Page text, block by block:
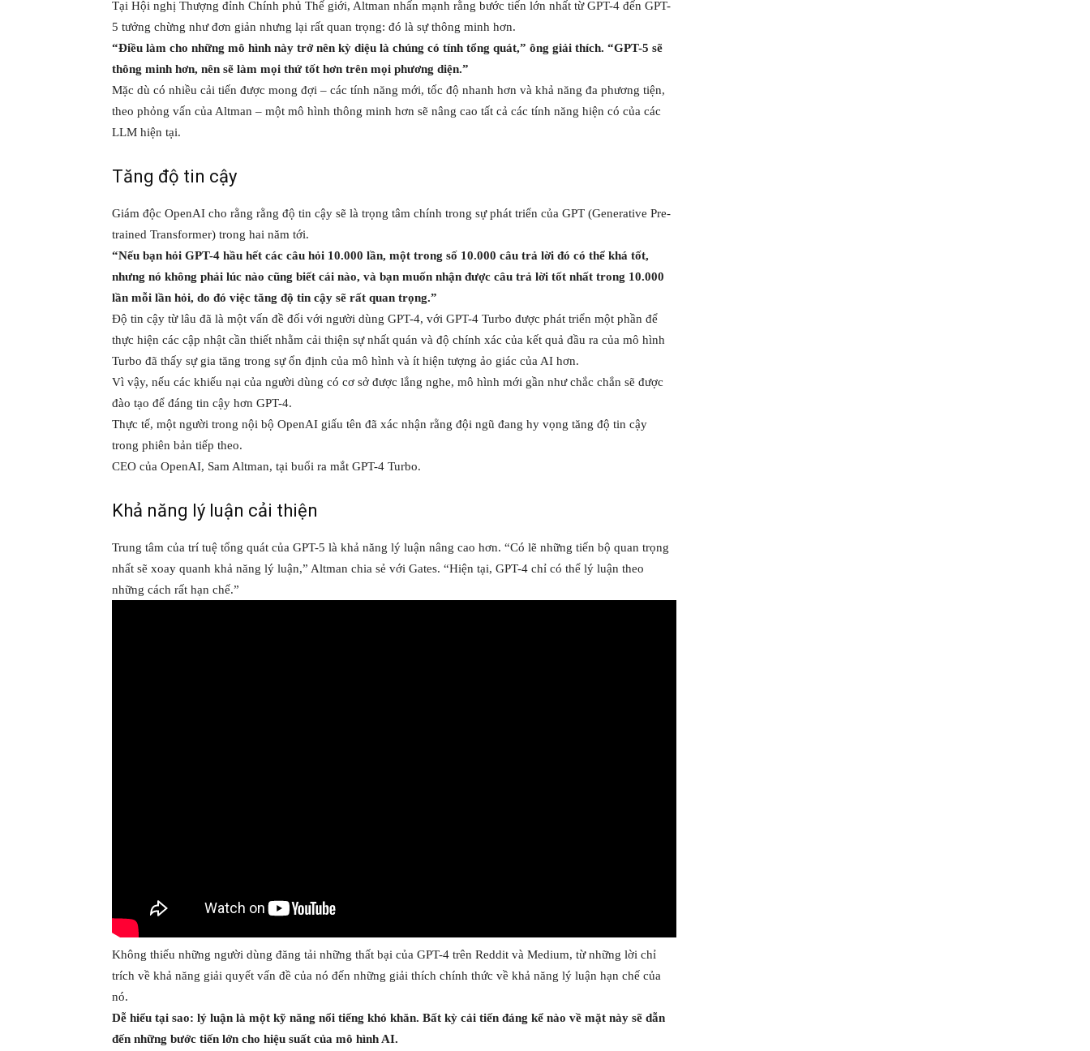
Tại Hội nghị Thượng đỉnh Chính phủ Thế giới, Altman nhấn mạnh rằng bước tiến lớn nhất từ GPT-4 đến GPT-
5 tưởng chừng như đơn giản nhưng lại rất quan trọng: đó là sự thông minh hơn.
“Điều làm cho những mô hình này trở nên kỳ diệu là chúng có tính tổng quát,” ông giải thích. “GPT-5 sẽ
thông minh hơn, nên sẽ làm mọi thứ tốt hơn trên mọi phương diện.”
Mặc dù có nhiều cải tiến được mong đợi – các tính năng mới, tốc độ nhanh hơn và khả năng đa phương tiện,
theo phỏng vấn của Altman – một mô hình thông minh hơn sẽ nâng cao tất cả các tính năng hiện có của các
LLM hiện tại.
Tăng độ tin cậy
Giám độc OpenAI cho rằng rằng độ tin cậy sẽ là trọng tâm chính trong sự phát triển của GPT (Generative Pre-
trained Transformer) trong hai năm tới.
“Nếu bạn hỏi GPT-4 hầu hết các câu hỏi 10.000 lần, một trong số 10.000 câu trả lời đó có thể khá tốt,
nhưng nó không phải lúc nào cũng biết cái nào, và bạn muốn nhận được câu trả lời tốt nhất trong 10.000
lần mỗi lần hỏi, do đó việc tăng độ tin cậy sẽ rất quan trọng.”
Độ tin cậy từ lâu đã là một vấn đề đối với người dùng GPT-4, với GPT-4 Turbo được phát triển một phần để
thực hiện các cập nhật cần thiết nhằm cải thiện sự nhất quán và độ chính xác của kết quả đầu ra của mô hình
Turbo đã thấy sự gia tăng trong sự ổn định của mô hình và ít hiện tượng ảo giác của AI hơn.
Vì vậy, nếu các khiếu nại của người dùng có cơ sở được lắng nghe, mô hình mới gần như chắc chắn sẽ được
đào tạo để đáng tin cậy hơn GPT-4.
Thực tế, một người trong nội bộ OpenAI giấu tên đã xác nhận rằng đội ngũ đang hy vọng tăng độ tin cậy
trong phiên bản tiếp theo.
CEO của OpenAI, Sam Altman, tại buổi ra mắt GPT-4 Turbo.
Khả năng lý luận cải thiện
Trung tâm của trí tuệ tổng quát của GPT-5 là khả năng lý luận nâng cao hơn. “Có lẽ những tiến bộ quan trọng
nhất sẽ xoay quanh khả năng lý luận,” Altman chia sẻ với Gates. “Hiện tại, GPT-4 chỉ có thể lý luận theo
những cách rất hạn chế.”
Không thiếu những người dùng đăng tải những thất bại của GPT-4 trên Reddit và Medium, từ những lời chỉ
trích về khả năng giải quyết vấn đề của nó đến những giải thích chính thức về khả năng lý luận hạn chế của
nó.
Dễ hiểu tại sao: lý luận là một kỹ năng nổi tiếng khó khăn. Bất kỳ cải tiến đáng kể nào về mặt này sẽ dẫn
đến những bước tiến lớn cho hiệu suất của mô hình AI.